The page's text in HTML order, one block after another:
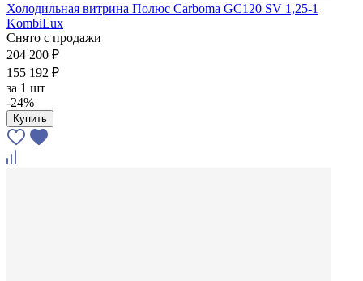
Холодильная витрина Полюс Carboma GC120 SV 1,25-1
KombiLux
Снято с продажи
204 200 ₽
155 192 ₽
за 1 шт
-24%
Купить